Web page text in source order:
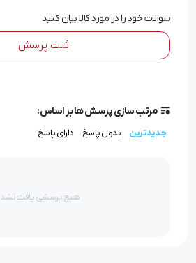
سوالات خود را در مورد کالا بیان کنید
ثبت پرسش
مرتب سازی پرسش ها بر اساس:
جدیدترین بدون پاسخ دارای پاسخ
هیچ پرسشی یافت نشد